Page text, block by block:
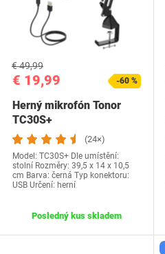
€ 19,99
€ 49,99
-60 %
Herný mikrofón Tonor
TC30S+
(24×)
Model: TC30S+ Dle umístění:
stolní Rozměry: 39,5 x 14 x 10,5
cm Barva: černá Typ konektoru:
USB Určení: herní
Posledný kus skladem